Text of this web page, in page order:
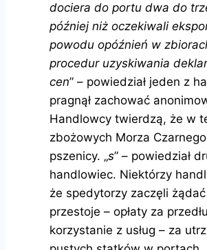
dociera do portu dwa do
później niż oczekiwali
powodu opóźnień w
procedur uzyskiwania
cen” – powiedział jeden z
pragnął zachować
Handlowcy twierdzą, że w
zbożowych Morza
pszenicy. „s” – powiedział
handlowiec. Niektórzy
że spedytorzy zaczęli żądać
przestoje – opłaty za
korzystanie z usług – za